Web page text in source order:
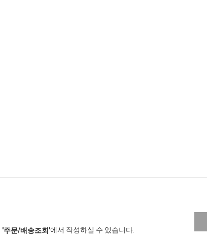
'주문/배송조회'에서 작성하실 수 있습니다.